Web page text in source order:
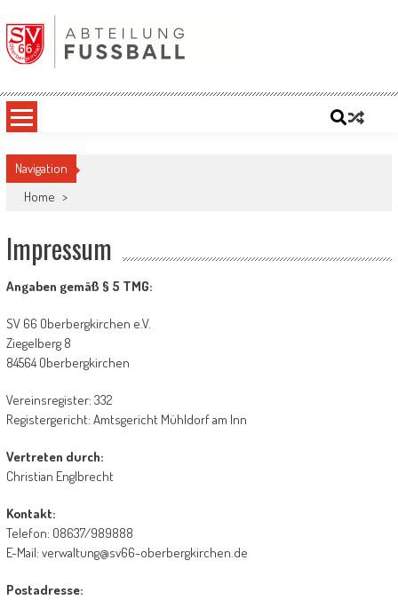
to
content
SV '66 Oberbergkirchen eV | Abteilung
Navigation
Home >
Impressum
Angaben gemäß § 5 TMG:
SV 66 Oberbergkirchen e.V.
Ziegelberg 8
84564 Oberbergkirchen
Vereinsregister: 332
Registergericht: Amtsgericht Mühldorf am Inn
Vertreten durch:
Christian Englbrecht
Kontakt:
Telefon: 08637/989888
E-Mail: verwaltung@sv66-oberbergkirchen.de
Postadresse: